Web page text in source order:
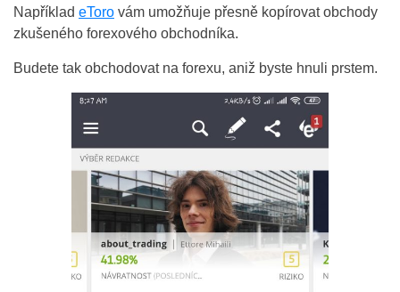
Například eToro vám umožňuje přesně kopírovat obchody
zkušeného forexového obchodníka.
Budete tak obchodovat na forexu, aniž byste hnuli prstem.